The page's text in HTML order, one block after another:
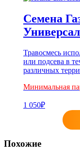
Семена
Травосмесь
или подсева в
различных
Минимальная
1 050₽
Похожие